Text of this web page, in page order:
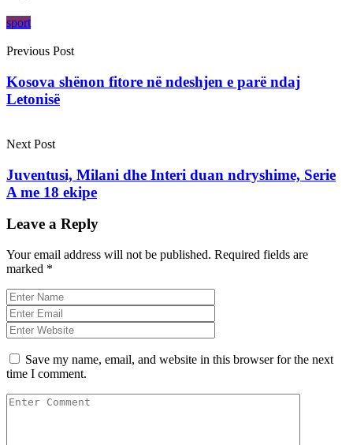
sport
Previous Post
Kosova shënon fitore në ndeshjen e parë ndaj
Letonisë
Next Post
Juventusi, Milani dhe Interi duan ndryshime, Serie
A me 18 ekipe
Leave a Reply
Your email address will not be published. Required fields are
marked *
Save my name, email, and website in this browser for the next
time I comment.